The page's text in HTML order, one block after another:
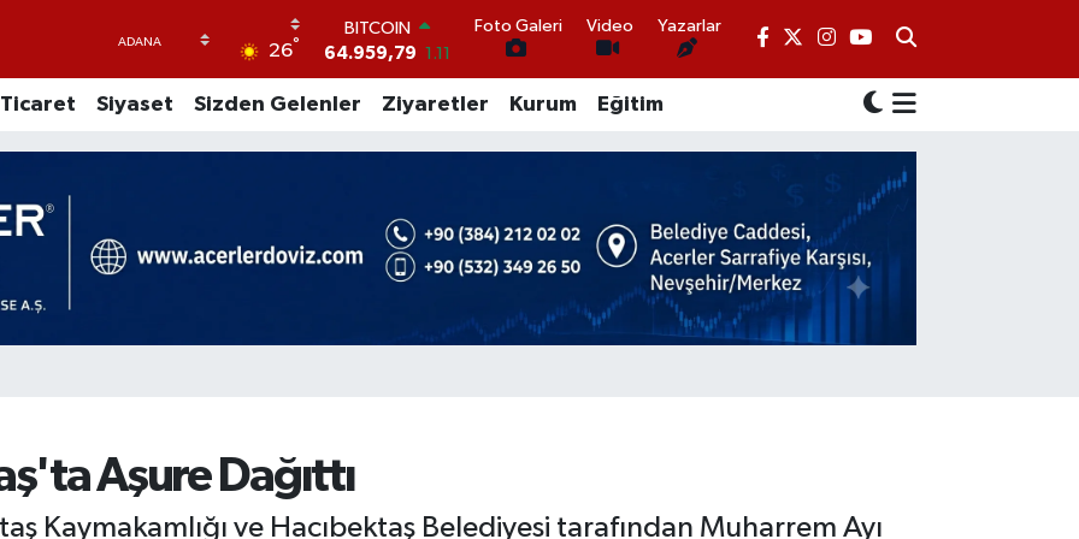
26°
DOLAR
47,7436
0.18
55,2510 0.32
6660.55
BİST100
13.779
-14
Foto Galeri Video Yazarlar
Ticaret Siyaset Sizden Gelenler Ziyaretler Kurum Eğitim
Aşure Dağıttı
Kaymakamlığı ve Hacıbektaş Belediyesi tarafından Muharrem Ayı